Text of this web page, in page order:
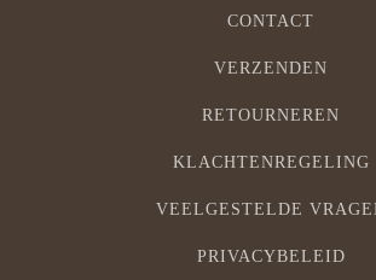
CONTACT
VERZENDEN
RETOURNEREN
KLACHTENREGELING
VEELGESTELDE
PRIVACYBELEID